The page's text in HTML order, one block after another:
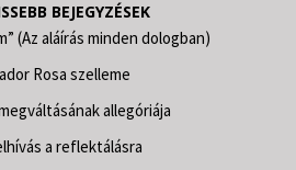
BEJEGYZÉSEK
(Az aláírás minden dologban)
Rosa szelleme
allegóriája
a reflektálásra